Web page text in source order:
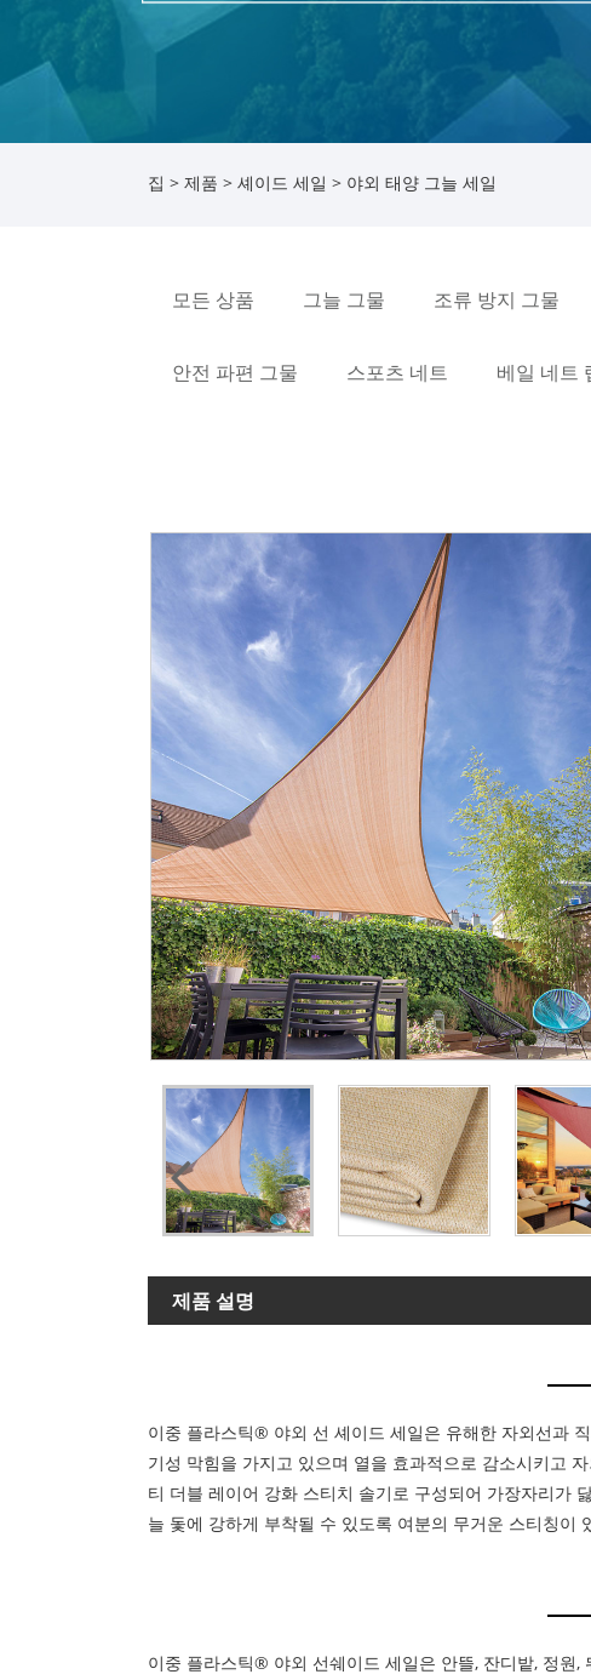
집 > 제품 > 셰이드 세일 > 야외 태양 그늘 세일
모든 상품 그늘 그물 조류 방지 그물
안전 파편 그물 스포츠 네트 베일 네트
제품 설명
이중 플라스틱® 야외 선 셰이드 세일은 유해한 자외선과
기성 막힘을 가지고 있으며 열을 효과적으로 감소시키고
티 더블 레이어 강화 스티치 솔기로 구성되어 가장자리가
늘 돛에 강하게 부착될 수 있도록 여분의 무거운 스티칭
이중 플라스틱® 야외 선쉐이드 세일은 안뜰, 잔디밭, 정원